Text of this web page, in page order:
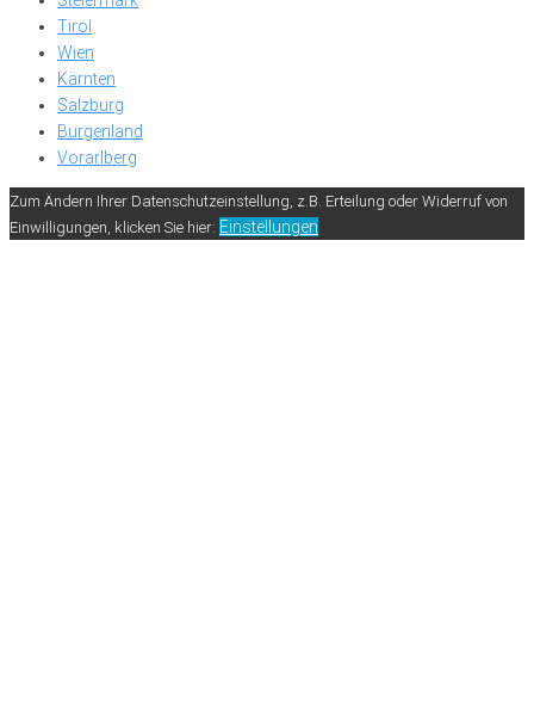
Tirol
Wien
Kärnten
Salzburg
Burgenland
Vorarlberg
Zum Ändern Ihrer Datenschutzeinstellung, z.B. Erteilung oder Widerruf von
Einwilligungen, klicken Sie hier: Einstellungen